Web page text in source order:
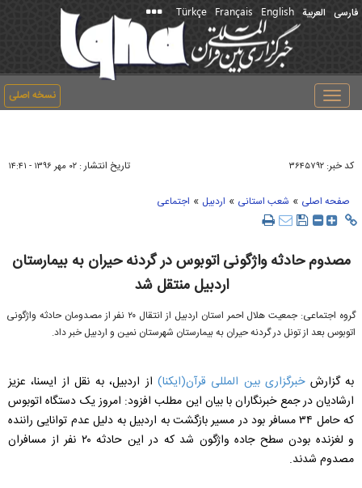
فارسی العربیة English
Français
Türkçe
نسخه اصلی
Toggle
navigation
کد خبر: ۳۶۴۵۷۹۲ تاریخ انتشار : ۰۲ مهر ۱۳۹۶ - ۱۴:۴۱
صفحه اصلی » شعب استانی » اردبیل » اجتماعی
مصدوم حادثه واژگونی اتوبوس در گردنه حیران به بیمارستان
اردبیل منتقل شد
گروه اجتماعی: جمعیت هلال احمر استان اردبیل از انتقال ۲۰ نفر از مصدومان حادثه واژگونی
اتوبوس بعد از تونل در گردنه حیران به بیمارستان شهرستان نمین و اردبیل خبر داد.
به گزارشخبرگزاری بین المللی قرآن(ایکنا) از اردبیل، به نقل از ایسنا، عزیز
ارشادیان در جمع خبرنگاران با بیان این مطلب افزود: امروز یک دستگاه اتوبوس
که حامل ۳۴ مسافر بود در مسیر بازگشت به اردبیل به دلیل عدم توانایی راننده
و لغزنده بودن سطح جاده واژگون شد که در این حادثه ۲۰ نفر از مسافران
مصدوم شدند.